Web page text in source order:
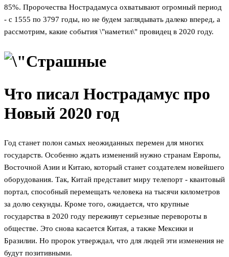
85%. Пророчества Нострадамуса охватывают огромный период
- с 1555 по 3797 годы, но не будем заглядывать далеко вперед, а
рассмотрим, какие события \"наметил\" провидец в 2020 году.
Что писал Нострадамус про
Новый 2020 год
Год станет полон самых неожиданных перемен для многих
государств. Особенно ждать изменений нужно странам Европы,
Восточной Азии и Китаю, который станет создателем новейшего
оборудования. Так, Китай представит миру телепорт - квантовый
портал, способный перемещать человека на тысячи километров
за долю секунды. Кроме того, ожидается, что крупные
государства в 2020 году переживут серьезные перевороты в
обществе. Это снова касается Китая, а также Мексики и
Бразилии. Но пророк утверждал, что для людей эти изменения не
будут позитивными.